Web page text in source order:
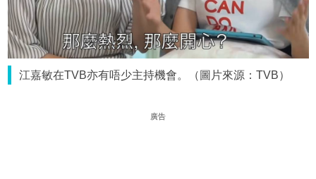
江嘉敏在TVB亦有唔少主持機會。（圖片來源：TVB）
廣告